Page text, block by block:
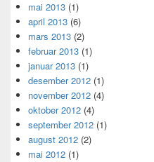
mai 2013 (1)
april 2013 (6)
mars 2013 (2)
februar 2013 (1)
januar 2013 (1)
desember 2012 (1)
november 2012 (4)
oktober 2012 (4)
september 2012 (1)
august 2012 (2)
mai 2012 (1)